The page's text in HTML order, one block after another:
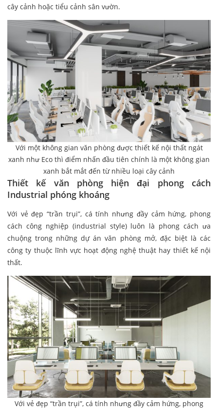
cây cảnh hoặc tiểu cảnh sân vườn.
Với một không gian văn phòng được thiết kế nội thất ngát
xanh như Eco thì điểm nhấn đầu tiên chính là một không gian
xanh bắt mắt đến từ nhiều loại cây cảnh
Thiết kế văn phòng hiện đại phong cách
Industrial phóng khoáng
Với vẻ đẹp “trần trụi”, cá tính nhưng đầy cảm hứng, phong
cách công nghiệp (industrial style) luôn là phong cách ưa
chuộng trong những dự án văn phòng mở, đặc biệt là các
công ty thuộc lĩnh vực hoạt động nghệ thuật hay thiết kế nội
thất.
Với vẻ đẹp “trần trụi”, cá tính nhưng đầy cảm hứng, phong